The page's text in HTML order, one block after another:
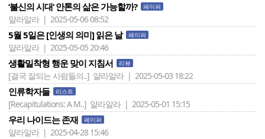
‘불신의 시대‘ 안톤의 삶은 가능할까? 페이퍼
얄라알라 | 2025-05-06 08:52
5월 5일은 [인생의 의미] 읽은 날 페이퍼
얄라알라 | 2025-05-05 20:46
생활밀착형 행운 맞이 지침서 리뷰
[결국 잘되는 사람들의..] 얄라알라 | 2025-05-03 18:22
인류학자들 리스트
[Recapitulations: A M..] 얄라알라 | 2025-05-01 15:15
우리 나이드는 존재 페이퍼
얄라알라 | 2025-04-28 15:46